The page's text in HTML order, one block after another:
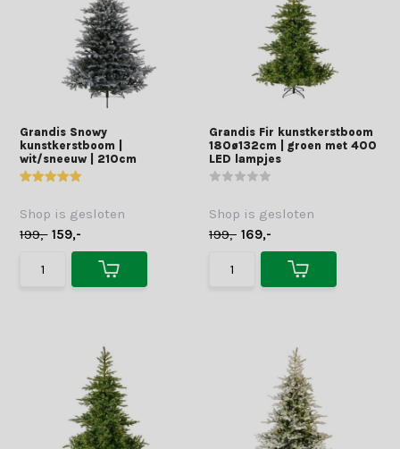
Grandis Snowy
kunstkerstboom |
wit/sneeuw | 210cm
Shop is gesloten
199,- 159,-
Grandis Fir kunstkerstboom
180ø132cm | groen met 400
LED lampjes
Shop is gesloten
199,- 169,-